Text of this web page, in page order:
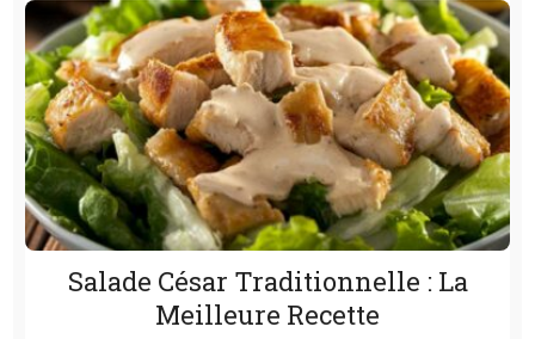
Salade César Traditionnelle : La
Meilleure Recette